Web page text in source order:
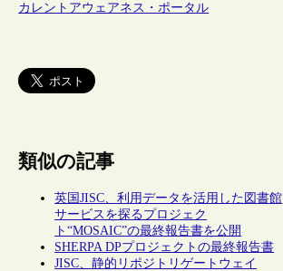
カレントアウェアネス・ポータル
類似の記事
英国JISC、利用データを活用した図書館
サービスを探るプロジェク
ト“MOSAIC”の最終報告書を公開
SHERPA DPプロジェクトの最終報告書
JISC、静的リポジトリゲートウェイ